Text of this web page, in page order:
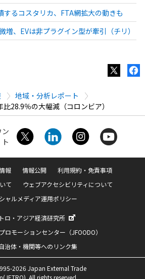
するコスタリカ、FTA網拡大の動きも
増、EVは非プラグイン型が牽引（チリ）
地域・分析レポート
28.9％の大幅減（コロンビア）
ン
ト
報 情報公開
利用規約・免責事項
て
ウェブアクセシビリティについて
ャルメディア運用ポリシー
ロ・アジア経済研究所
ロモーションセンター（JFOODO）
治体・機関等へのリンク集
2026 Japan External Trade
All rights reserved.